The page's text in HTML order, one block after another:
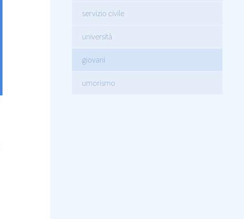
servizio civile
università
giovani
umorismo